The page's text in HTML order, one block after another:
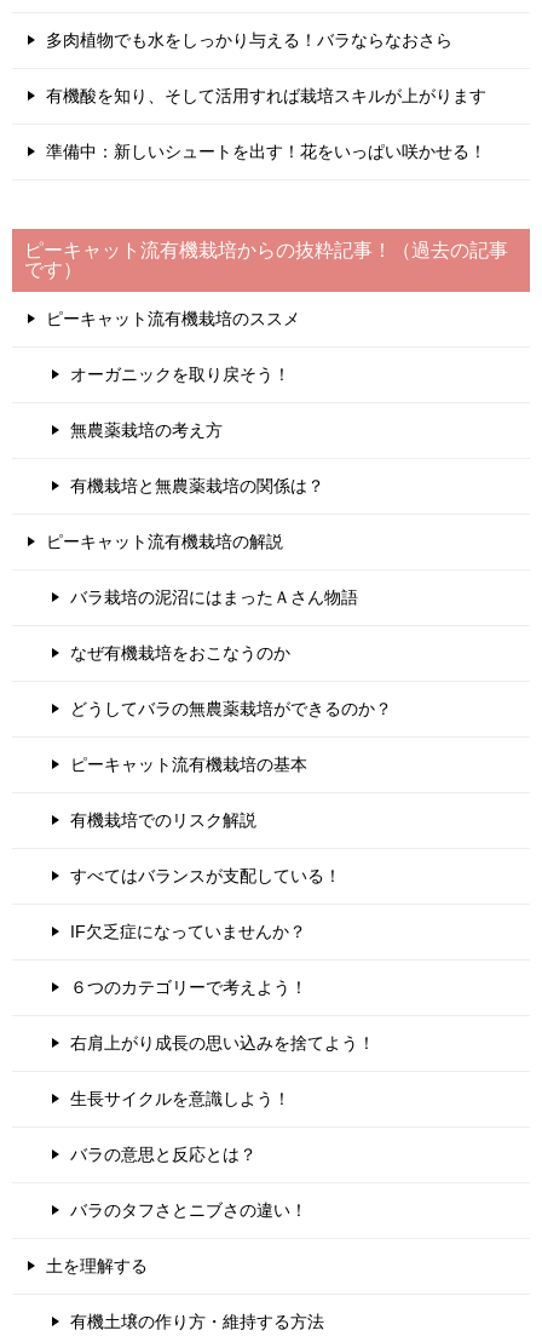
多肉植物でも水をしっかり与える！バラならなおさら
有機酸を知り、そして活用すれば栽培スキルが上がります
準備中：新しいシュートを出す！花をいっぱい咲かせる！
ピーキャット流有機栽培からの抜粋記事！（過去の記事
です）
ピーキャット流有機栽培のススメ
オーガニックを取り戻そう！
無農薬栽培の考え方
有機栽培と無農薬栽培の関係は？
ピーキャット流有機栽培の解説
バラ栽培の泥沼にはまったＡさん物語
なぜ有機栽培をおこなうのか
どうしてバラの無農薬栽培ができるのか？
ピーキャット流有機栽培の基本
有機栽培でのリスク解説
すべてはバランスが支配している！
IF欠乏症になっていませんか？
６つのカテゴリーで考えよう！
右肩上がり成長の思い込みを捨てよう！
生長サイクルを意識しよう！
バラの意思と反応とは？
バラのタフさとニブさの違い！
土を理解する
有機土壌の作り方・維持する方法